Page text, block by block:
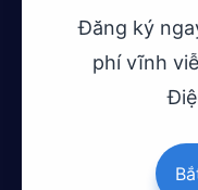
Đăng ký
phí vĩnh